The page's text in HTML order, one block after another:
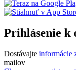
Prihlásenie k
Dostávajte informácie
mailov